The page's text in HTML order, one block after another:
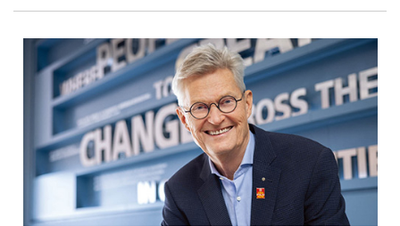
世界各地採取行動的人
「植物」的污水處理廠
祖母的黃金
他們的成功秘訣
二、地區活動報導
台灣阿奇‧柯藍夫會員入會感言